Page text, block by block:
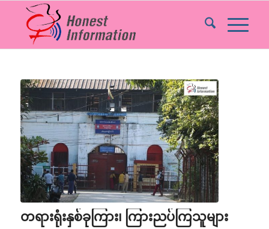
တရားရုံးနှစ်ခုကြား၊ ကြားညပ်ကြသူများ